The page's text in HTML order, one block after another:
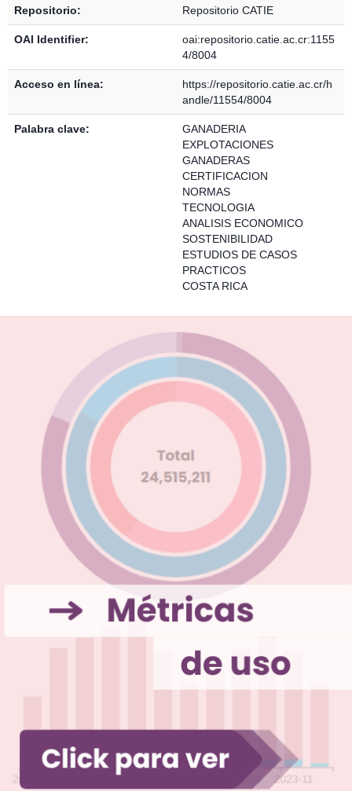
Repositorio: Repositorio CATIE
OAI Identifier:
oai:repositorio.catie.ac.cr:1155
4/8004
Acceso en línea:
https://repositorio.catie.ac.cr/h
andle/11554/8004
Palabra clave:
GANADERIA
EXPLOTACIONES
GANADERAS
CERTIFICACION
NORMAS
TECNOLOGIA
ANALISIS ECONOMICO
SOSTENIBILIDAD
ESTUDIOS DE CASOS
PRACTICOS
COSTA RICA